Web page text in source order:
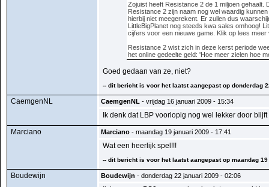
Zojuist heeft Resistance 2 de 1 miljoen
Resistance 2 zijn naam nog wel waardig
hierbij niet meegerekent. Er zullen dus
LittleBigPlanet nog steeds kwa sales omhoog!
cijfers voor een nieuwe game. Klik op lees meer
Resistance 2 wist zich in deze kerst periode
het online gedeelte geld: 'Hoe meer zielen hoe
Goed gedaan van ze, niet?
-- dit bericht is voor het laatst aangepast op donderdag
CaemgenNL CaemgenNL - vrijdag 16 januari 2009 - 15:34
Ik denk dat LBP voorlopig nog wel lekker door
Marciano
Marciano - maandag 19 januari 2009 - 17:41
Wat een heerlijk spel!!!
-- dit bericht is voor het laatst aangepast op maandag
Boudewijn Boudewijn - donderdag 22 januari 2009 - 02:06